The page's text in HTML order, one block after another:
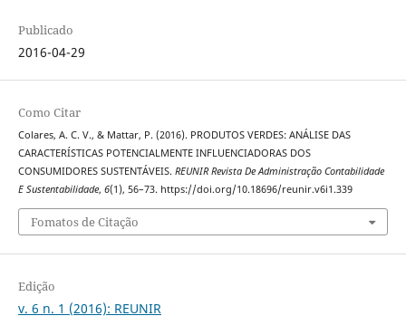
Publicado
2016-04-29
Como Citar
Colares, A. C. V., & Mattar, P. (2016). PRODUTOS VERDES: ANÁLISE DAS
CARACTERÍSTICAS POTENCIALMENTE INFLUENCIADORAS DOS
CONSUMIDORES SUSTENTÁVEIS. REUNIR Revista De Administração Contabilidade
E Sustentabilidade, 6(1), 56–73. https://doi.org/10.18696/reunir.v6i1.339
Fomatos de Citação
Edição
v. 6 n. 1 (2016): REUNIR